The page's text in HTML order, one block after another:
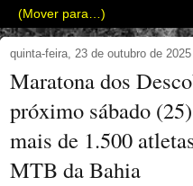
quinta-feira, 23 de outubro de 2025
Maratona dos
próximo sábado
mais de 1.500
MTB da Bahia